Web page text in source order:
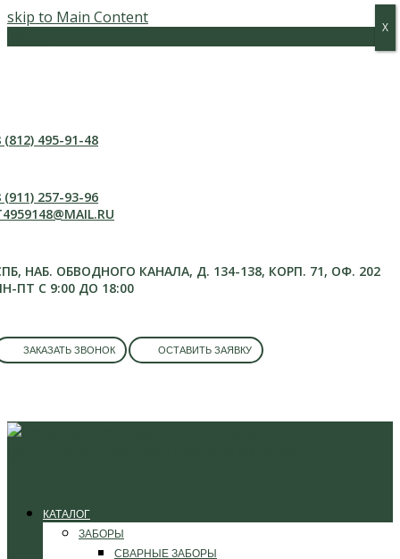
skip to Main Content
(812) 495-91-48
(911) 257-93-96
НАБ. ОБВОДНОГО КАНАЛА, Д. 134-138, КОРП. 71, ОФ. 202
ПТ С 9:00 ДО 18:00
ЗАКАЗАТЬ ЗВОНОК ОСТАВИТЬ ЗАЯВКУ
КАТАЛОГ
ЗАБОРЫ
СВАРНЫЕ ЗАБОРЫ
Х
Х